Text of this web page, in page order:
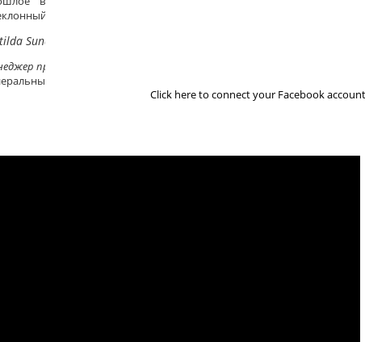
возраст.
Sundström
проекта «Встречая Одиссею»
директор театра Viirus
Click here to connect your Facebook account